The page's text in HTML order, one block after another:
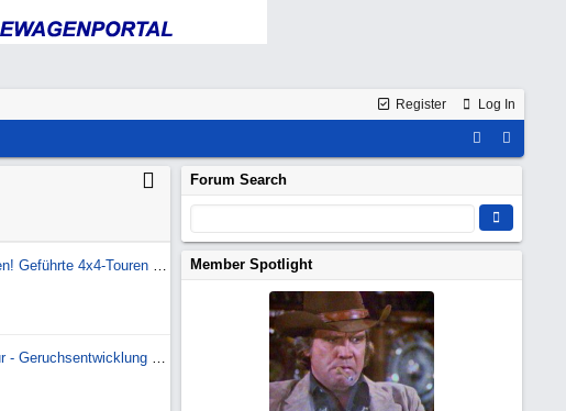
Register Log In
Hallo aus Bosnien! Geführte 4x4-Touren & Self-Driv
W461 Edition Pur - Geruchsentwicklung Innenraum
Forum Search
Member Spotlight